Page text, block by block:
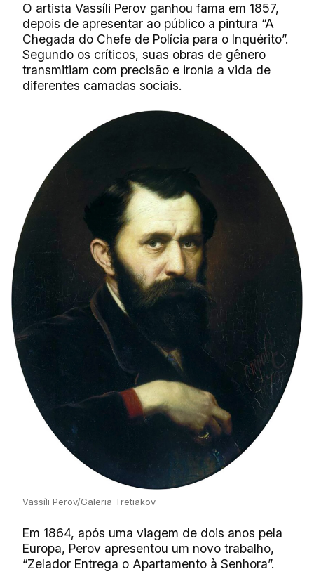
O artista Vassíli Perov ganhou fama em 1857,
depois de apresentar ao público a pintura “A
Chegada do Chefe de Polícia para o Inquérito”.
Segundo os críticos, suas obras de gênero
transmitiam com precisão e ironia a vida de
diferentes camadas sociais.
Vassíli Perov/Galeria Tretiakov
Em 1864, após uma viagem de dois anos pela
Europa, Perov apresentou um novo trabalho,
“Zelador Entrega o Apartamento à Senhora”.